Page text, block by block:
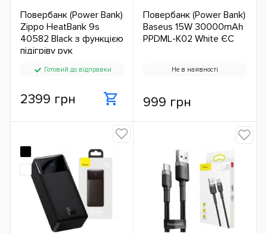
Повербанк (Power Bank)
Zippo HeatBank 9s
40582 Black з функцією
підігріву рук
Готовий до відправки
2399 грн
Повербанк (Power Bank)
Baseus 15W 30000mAh
PPDML-K02 White ЄС
Не в наявності
999 грн